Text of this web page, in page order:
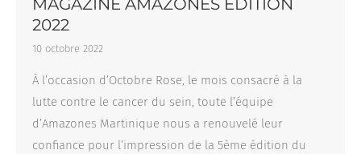
MAGAZINE AMAZONES ÉDITION
2022
10 octobre 2022
À l’occasion d’Octobre Rose, le mois consacré à la
lutte contre le cancer du sein, toute l’équipe
d’Amazones Martinique nous a renouvelé leur
confiance pour l’impression de la 5ème édition du